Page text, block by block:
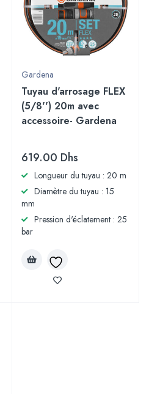
Gardena
Tuyau d'arrosage FLEX
(5/8'') 20m avec
accessoire- Gardena
619.00 Dhs
Longueur du tuyau : 20 m
Diamètre du tuyau : 15
mm
Pression d'éclatement : 25
bar